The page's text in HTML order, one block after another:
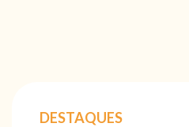
DESTAQUES